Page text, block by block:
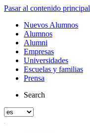
Pasar al contenido principal
Nuevos Alumnos
Alumnos
Alumni
Empresas
Universidades
Escuelas y familias
Prensa
Search